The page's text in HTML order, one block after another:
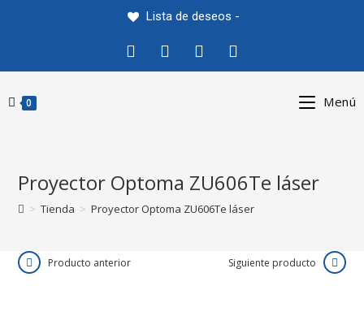
Lista de deseos -
0 Menú
Proyector Optoma ZU606Te láser
> Tienda > Proyector Optoma ZU606Te láser
Producto anterior Siguiente producto